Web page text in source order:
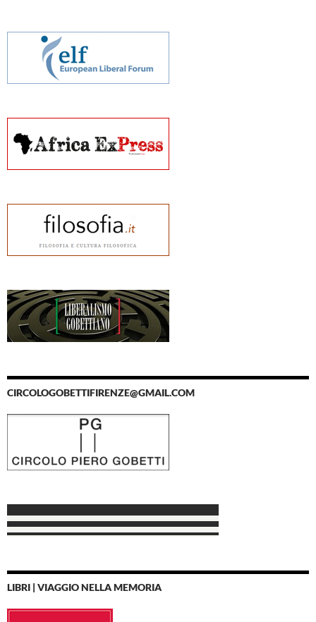
CIRCOLOGOBETTIFIRENZE@GMAIL.COM
LIBRI | VIAGGIO NELLA MEMORIA